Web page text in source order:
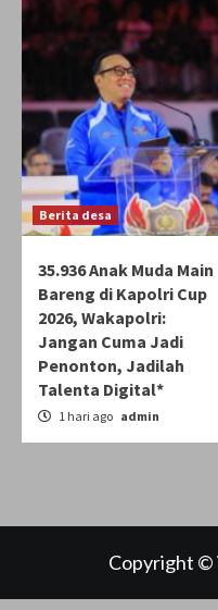
Berita desa
35.936 Anak Muda Main
Bareng di Kapolri Cup
2026, Wakapolri:
Jangan Cuma Jadi
Penonton, Jadilah
Talenta Digital*
1 hari ago admin
Copyright ©